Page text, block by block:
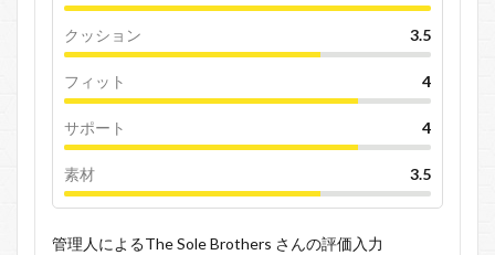
クッション 3.5
フィット 4
サポート 4
素材 3.5
管理人によるThe Sole Brothers さんの評価入力